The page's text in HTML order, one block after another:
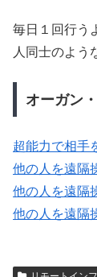
毎日１回行う
人同士のよう
オーガン
超能力で相手
他の人を遠隔
他の人を遠隔
他の人を遠隔